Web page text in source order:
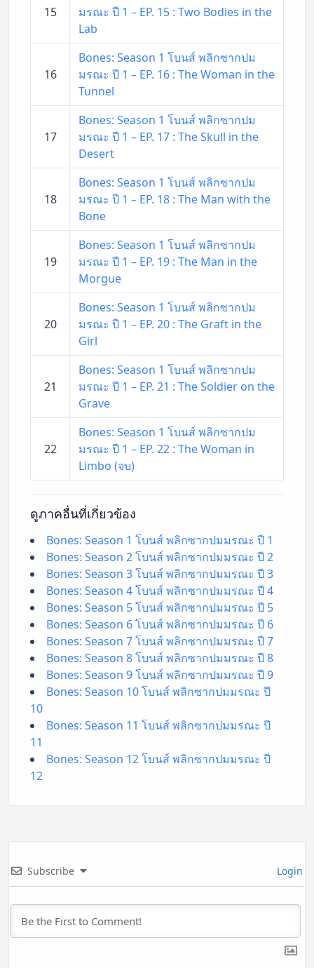
15
มรณะ ปี 1 – EP. 15 : Two Bodies in the
Lab
16
Bones: Season 1 โบนส์ พลิกซากปม
มรณะ ปี 1 – EP. 16 : The Woman in the
Tunnel
17
Bones: Season 1 โบนส์ พลิกซากปม
มรณะ ปี 1 – EP. 17 : The Skull in the
Desert
18
Bones: Season 1 โบนส์ พลิกซากปม
มรณะ ปี 1 – EP. 18 : The Man with the
Bone
19
Bones: Season 1 โบนส์ พลิกซากปม
มรณะ ปี 1 – EP. 19 : The Man in the
Morgue
20
Bones: Season 1 โบนส์ พลิกซากปม
มรณะ ปี 1 – EP. 20 : The Graft in the
Girl
21
Bones: Season 1 โบนส์ พลิกซากปม
มรณะ ปี 1 – EP. 21 : The Soldier on the
Grave
22
Bones: Season 1 โบนส์ พลิกซากปม
มรณะ ปี 1 – EP. 22 : The Woman in
Limbo (จบ)
ดูภาคอื่นที่เกี่ยวข้อง
Bones: Season 1 โบนส์ พลิกซากปมมรณะ ปี 1
Bones: Season 2 โบนส์ พลิกซากปมมรณะ ปี 2
Bones: Season 3 โบนส์ พลิกซากปมมรณะ ปี 3
Bones: Season 4 โบนส์ พลิกซากปมมรณะ ปี 4
Bones: Season 5 โบนส์ พลิกซากปมมรณะ ปี 5
Bones: Season 6 โบนส์ พลิกซากปมมรณะ ปี 6
Bones: Season 7 โบนส์ พลิกซากปมมรณะ ปี 7
Bones: Season 8 โบนส์ พลิกซากปมมรณะ ปี 8
Bones: Season 9 โบนส์ พลิกซากปมมรณะ ปี 9
Bones: Season 10 โบนส์ พลิกซากปมมรณะ ปี
10
Bones: Season 11 โบนส์ พลิกซากปมมรณะ ปี
11
Bones: Season 12 โบนส์ พลิกซากปมมรณะ ปี
12
Subscribe Login